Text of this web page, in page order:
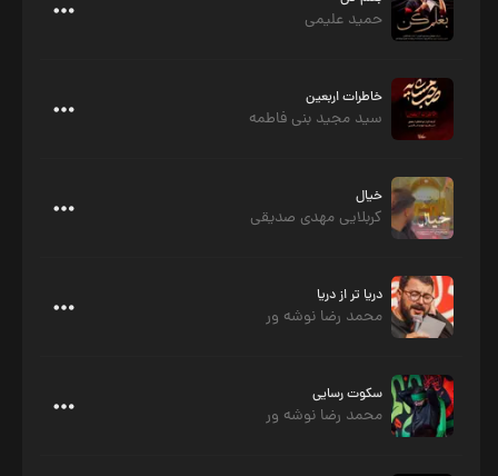
حمید علیمی
خاطرات اربعین
سید مجید بنی فاطمه
خیال
کربلایی مهدی صدیقی
دریا تر از دریا
محمد رضا نوشه ور
سکوت رسایی
محمد رضا نوشه ور